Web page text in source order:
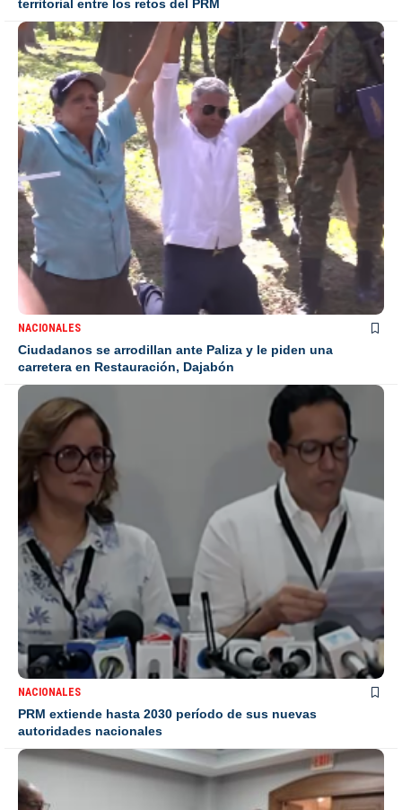
territorial entre los retos del PRM
NACIONALES
Ciudadanos se arrodillan ante Paliza y le piden una
carretera en Restauración, Dajabón
NACIONALES
PRM extiende hasta 2030 período de sus nuevas
autoridades nacionales